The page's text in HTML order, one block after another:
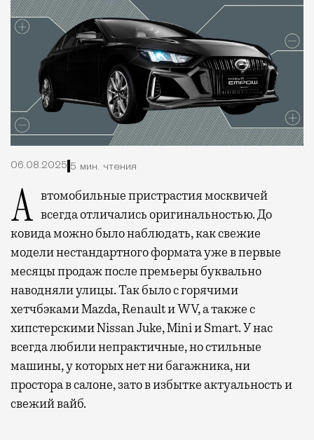
06.08.2025 5 мин. чтения
Автомобильные пристрастия москвичей всегда отличались оригинальностью. До
ковида можно было наблюдать, как свежие
модели нестандартного формата уже в первые
месяцы продаж после премьеры буквально
наводняли улицы. Так было с горячими
хетчбэками Mazda, Renault и WV, а также с
хипстерскими Nissan Juke, Mini и Smart. У нас
всегда любили непрактичные, но стильные
машины, у которых нет ни багажника, ни
простора в салоне, зато в избытке актуальность и
свежий вайб.